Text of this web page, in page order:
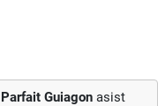
Parfait Guiagon asist